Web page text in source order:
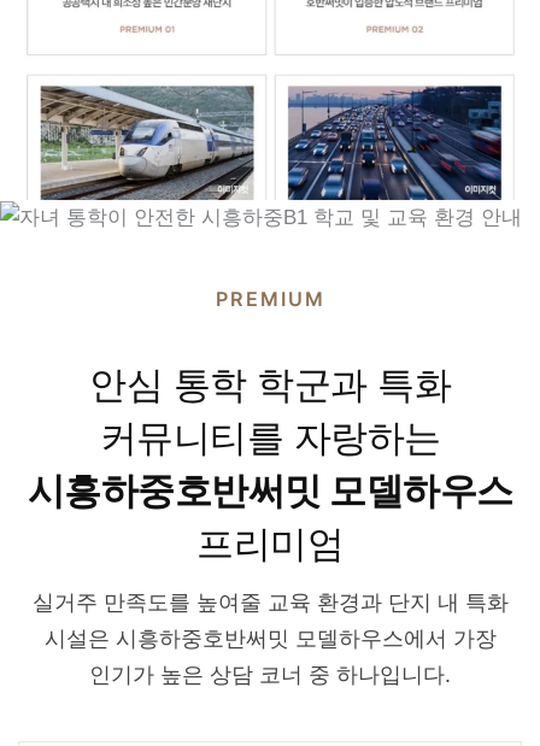
PREMIUM
안심 통학 학군과 특화
커뮤니티를 자랑하는
시흥하중호반써밋 모델하우스
프리미엄
실거주 만족도를 높여줄 교육 환경과 단지 내 특화
시설은 시흥하중호반써밋 모델하우스에서 가장
인기가 높은 상담 코너 중 하나입니다.